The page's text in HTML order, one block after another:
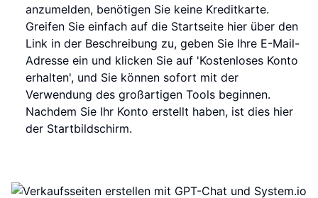
anzumelden, benötigen Sie keine Kreditkarte.
Greifen Sie einfach auf die Startseite hier über den
Link in der Beschreibung zu, geben Sie Ihre E-Mail-
Adresse ein und klicken Sie auf 'Kostenloses Konto
erhalten', und Sie können sofort mit der
Verwendung des großartigen Tools beginnen.
Nachdem Sie Ihr Konto erstellt haben, ist dies hier
der Startbildschirm.